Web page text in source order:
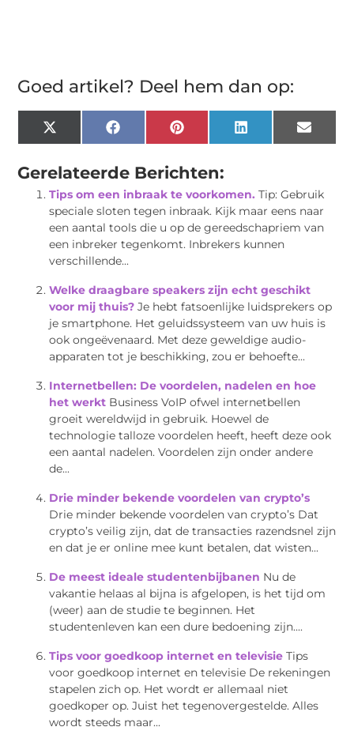
Goed artikel? Deel hem dan op:
X
(Twitter)
FacebookPinterestLinkedInEmail
Gerelateerde Berichten:
Tips om een inbraak te voorkomen. Tip: Gebruik
speciale sloten tegen inbraak. Kijk maar eens naar
een aantal tools die u op de gereedschapriem van
een inbreker tegenkomt. Inbrekers kunnen
verschillende...
Welke draagbare speakers zijn echt geschikt
voor mij thuis? Je hebt fatsoenlijke luidsprekers op
je smartphone. Het geluidssysteem van uw huis is
ook ongeëvenaard. Met deze geweldige audio-
apparaten tot je beschikking, zou er behoefte...
Internetbellen: De voordelen, nadelen en hoe
het werkt Business VoIP ofwel internetbellen
groeit wereldwijd in gebruik. Hoewel de
technologie talloze voordelen heeft, heeft deze ook
een aantal nadelen. Voordelen zijn onder andere
de...
Drie minder bekende voordelen van crypto’s
Drie minder bekende voordelen van crypto’s Dat
crypto’s veilig zijn, dat de transacties razendsnel zijn
en dat je er online mee kunt betalen, dat wisten...
De meest ideale studentenbijbanen Nu de
vakantie helaas al bijna is afgelopen, is het tijd om
(weer) aan de studie te beginnen. Het
studentenleven kan een dure bedoening zijn....
Tips voor goedkoop internet en televisie Tips
voor goedkoop internet en televisie De rekeningen
stapelen zich op. Het wordt er allemaal niet
goedkoper op. Juist het tegenovergestelde. Alles
wordt steeds maar...